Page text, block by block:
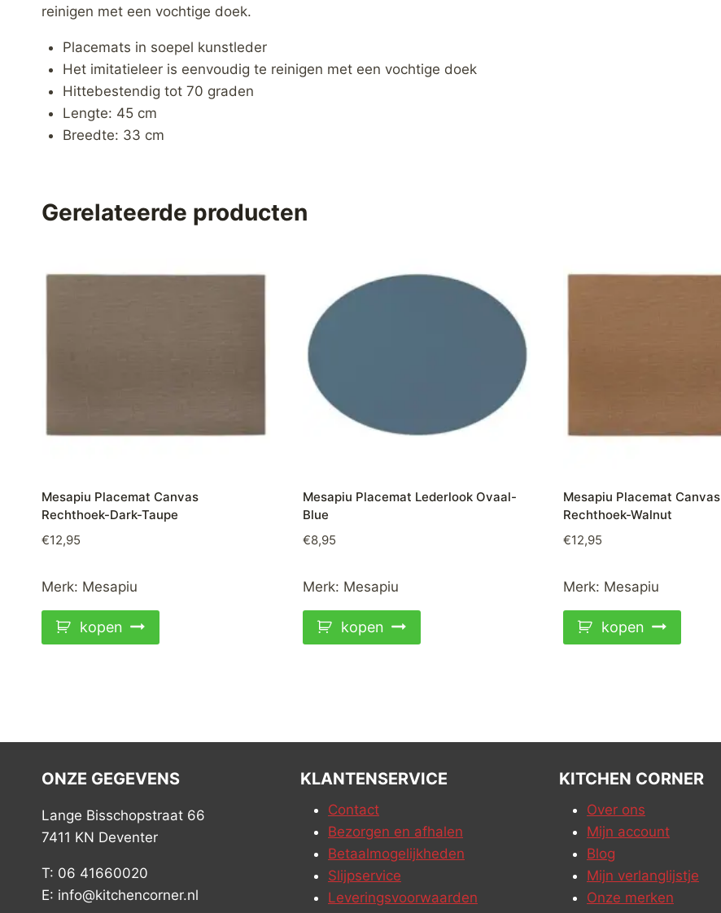
reinigen met een vochtige doek.
Placemats in soepel kunstleder
Het imitatieleer is eenvoudig te reinigen met een vochtige doek
Hittebestendig tot 70 graden
Lengte: 45 cm
Breedte: 33 cm
Gerelateerde producten
Mesapiu Placemat Canvas
Rechthoek-Dark-Taupe
€12,95
Merk: Mesapiu
kopen
Mesapiu Placemat Lederlook Ovaal-
Blue
€8,95
Merk: Mesapiu
kopen
Mesapiu Placemat Canvas
Rechthoek-Walnut
€12,95
Merk: Mesapiu
kopen
ONZE GEGEVENS
Lange Bisschopstraat 66
7411 KN Deventer
T: 06 41660020
E: info@kitchencorner.nl
KLANTENSERVICE
Contact
Bezorgen en afhalen
Betaalmogelijkheden
Slijpservice
Leveringsvoorwaarden
KITCHEN CORNER
Over ons
Mijn account
Blog
Mijn verlanglijstje
Onze merken